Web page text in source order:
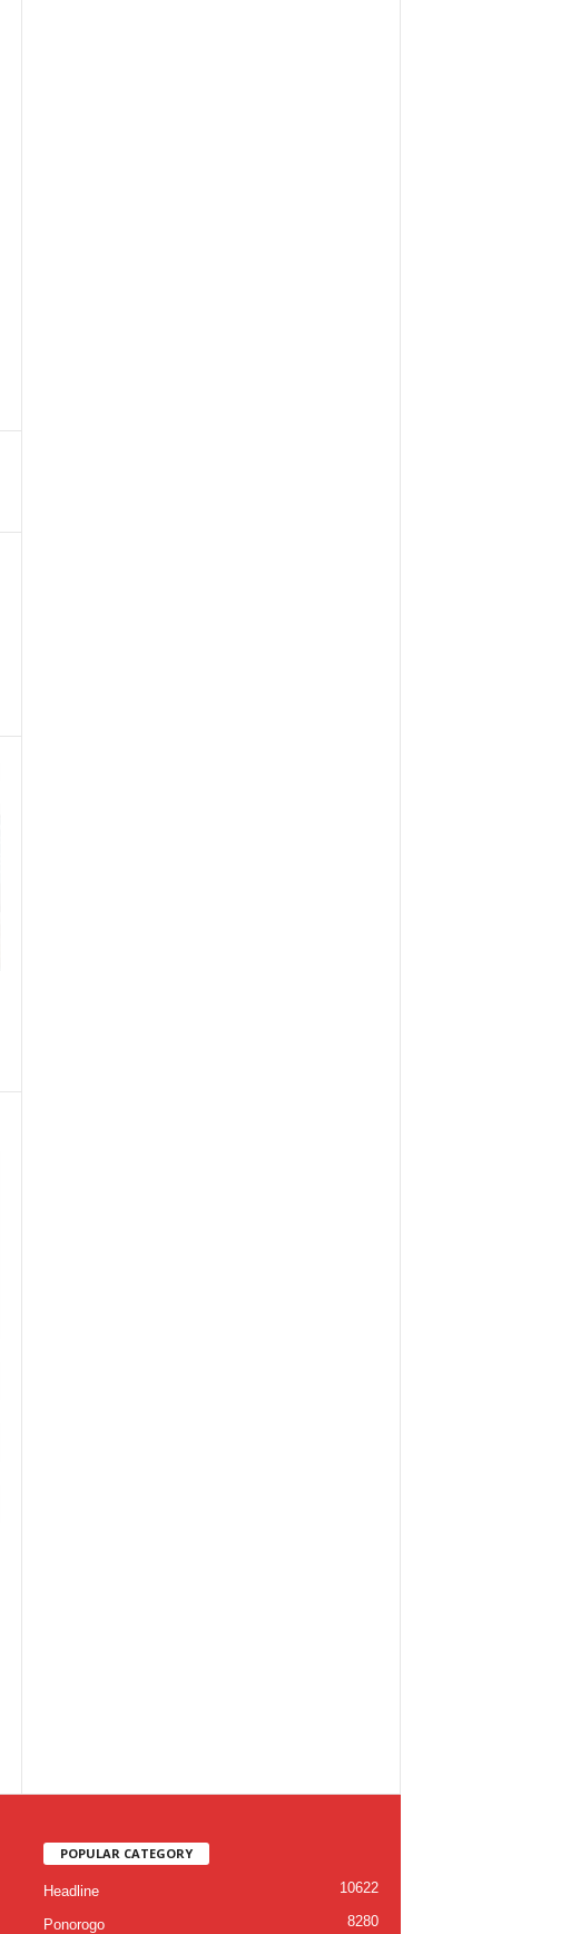
POPULAR CATEGORY
Headline 10622
Ponorogo 8280